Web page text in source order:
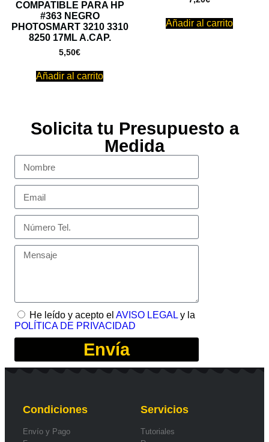
COMPATIBLE PARA HP
#363 NEGRO
PHOTOSMART 3210 3310
8250 17ML A.CAP.
5,50€
Añadir al carrito
Añadir al carrito
Solicita tu Presupuesto a
Medida
He leído y acepto el AVISO LEGAL y la
POLÍTICA DE PRIVACIDAD
Envía
Condiciones
Envío y Pago
Servicios
Tutoriales